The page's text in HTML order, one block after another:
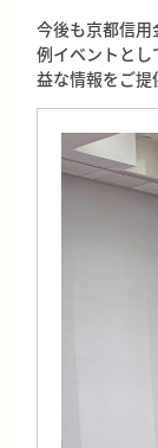
今後も京都信
例イベントと
益な情報をご提